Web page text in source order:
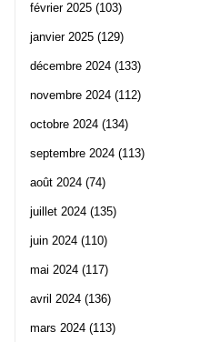
février 2025 (103)
janvier 2025 (129)
décembre 2024 (133)
novembre 2024 (112)
octobre 2024 (134)
septembre 2024 (113)
août 2024 (74)
juillet 2024 (135)
juin 2024 (110)
mai 2024 (117)
avril 2024 (136)
mars 2024 (113)